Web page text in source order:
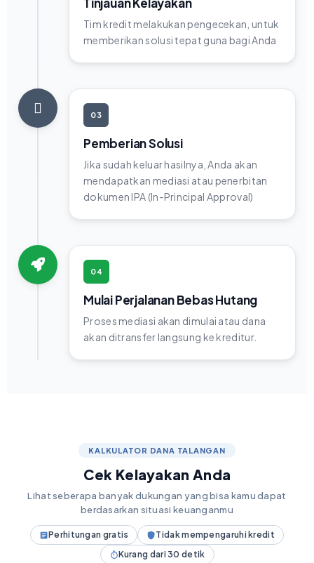
Tim kredit melakukan pengecekan, untuk
memberikan solusi tepat guna bagi Anda
03
Pemberian Solusi
Jika sudah keluar hasilnya, Anda akan
mendapatkan mediasi atau penerbitan
dokumen IPA (In-Principal Approval)
04
Mulai Perjalanan Bebas Hutang
Proses mediasi akan dimulai atau dana
akan ditransfer langsung ke kreditur.
KALKULATOR DANA TALANGAN
Cek Kelayakan Anda
Lihat seberapa banyak dukungan yang bisa kamu dapat
berdasarkan situasi keuanganmu
Perhitungan gratis
Tidak mempengaruhi kredit
Kurang dari 30 detik